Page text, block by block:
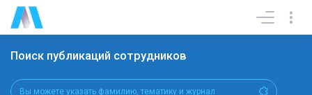
Поиск публикаций сотрудников